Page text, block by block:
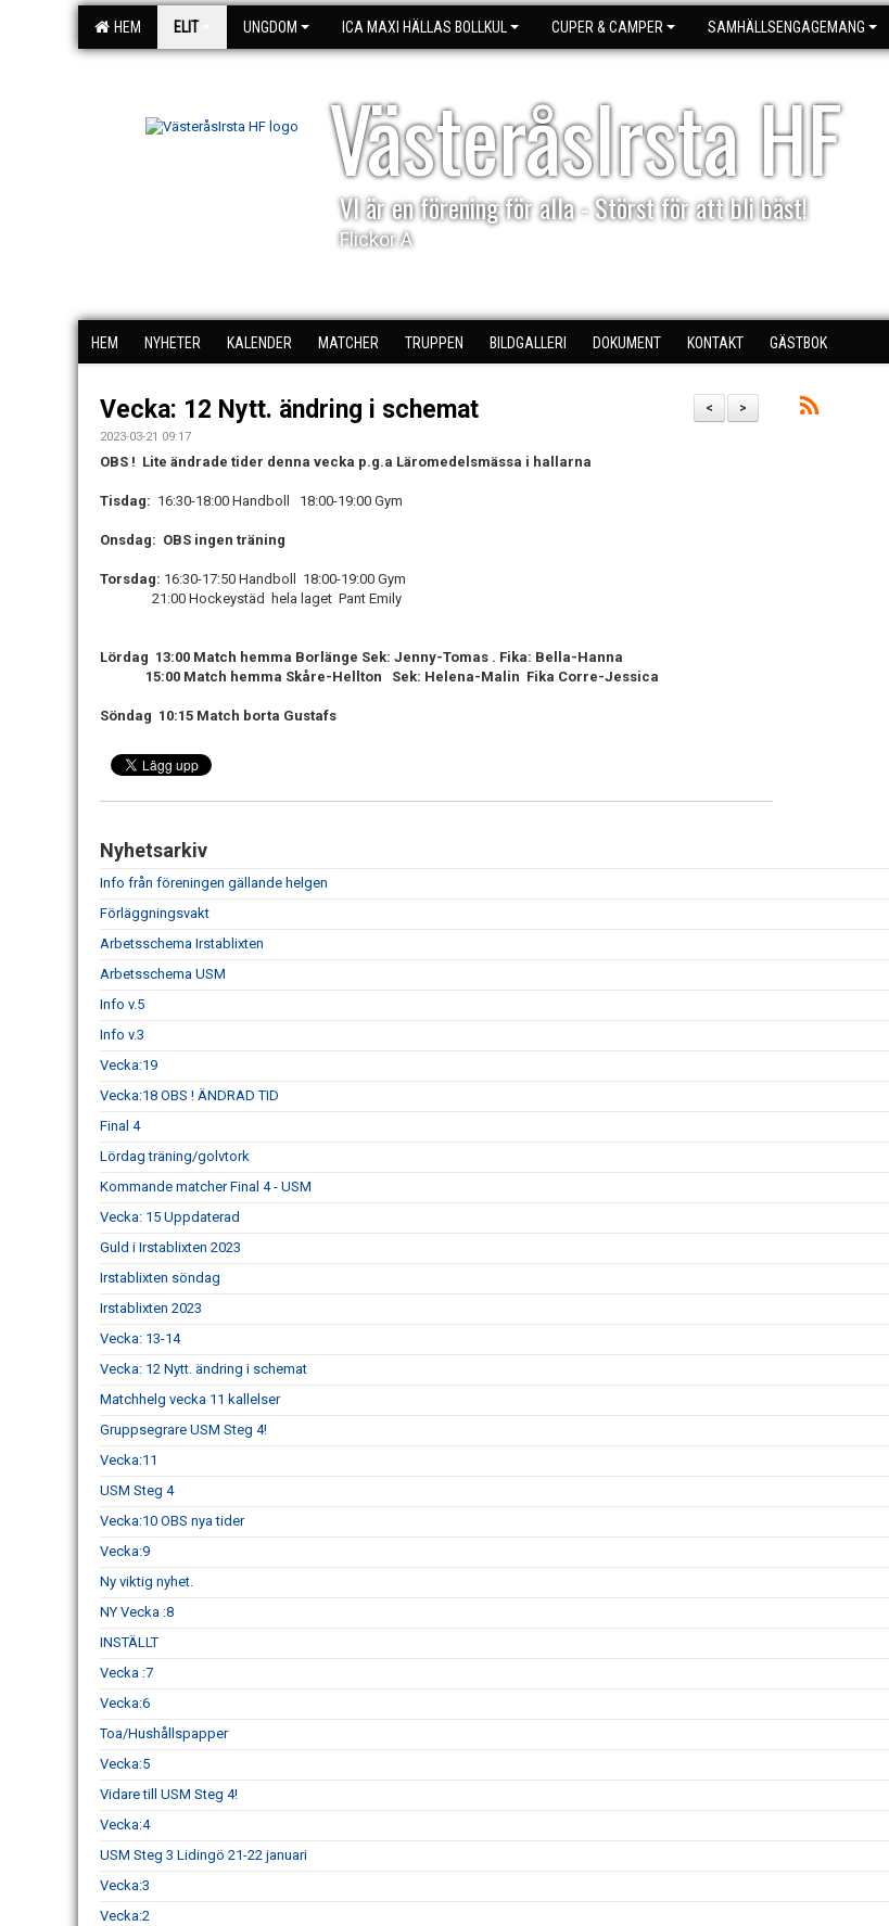
HEM ELIT UNGDOM ICA MAXI HÄLLAS BOLLKUL CUPER & CAMPER SAMHÄLLSENGAGEMANG
VästeråsIrsta HF
VI är en förening för alla - Störst för att bli bäst!
Flickor A
HEM NYHETER KALENDER MATCHER TRUPPEN BILDGALLERI DOKUMENT KONTAKT GÄSTBOK
>
<
Vecka: 12 Nytt. ändring i schemat
2023-03-21 09:17
OBS ! Lite ändrade tider denna vecka p.g.a Läromedelsmässa i hallarna
Tisdag: 16:30-18:00 Handboll 18:00-19:00 Gym
Onsdag: OBS ingen träning
Torsdag: 16:30-17:50 Handboll 18:00-19:00 Gym
21:00 Hockeystäd hela laget Pant Emily
Lördag 13:00 Match hemma Borlänge Sek: Jenny-Tomas . Fika: Bella-Hanna
15:00 Match hemma Skåre-Hellton Sek: Helena-Malin Fika Corre-Jessica
Söndag 10:15 Match borta Gustafs
Nyhetsarkiv
Info från föreningen gällande helgen
Förläggningsvakt
Arbetsschema Irstablixten
Arbetsschema USM
Info v.5
Info v.3
Vecka:19
Vecka:18 OBS ! ÄNDRAD TID
Final 4
Lördag träning/golvtork
Kommande matcher Final 4 - USM
Vecka: 15 Uppdaterad
Guld i Irstablixten 2023
Irstablixten söndag
Irstablixten 2023
Vecka: 13-14
Vecka: 12 Nytt. ändring i schemat
Matchhelg vecka 11 kallelser
Gruppsegrare USM Steg 4!
Vecka:11
USM Steg 4
Vecka:10 OBS nya tider
Vecka:9
Ny viktig nyhet.
NY Vecka :8
INSTÄLLT
Vecka :7
Vecka:6
Toa/Hushållspapper
Vecka:5
Vidare till USM Steg 4!
Vecka:4
USM Steg 3 Lidingö 21-22 januari
Vecka:3
Vecka:2